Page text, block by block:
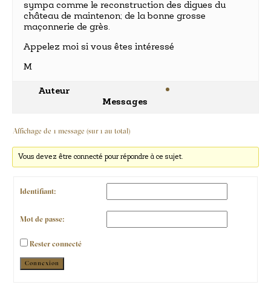
sympa comme le reconstruction des digues du
château de maintenon; de la bonne grosse
maçonnerie de grès.
Appelez moi si vous êtes intéressé
M
Auteur
Messages
Affichage de 1 message (sur 1 au total)
Vous devez être connecté pour répondre à ce sujet.
Identifiant:
Mot de passe:
Rester connecté
Alternative:
Connexion